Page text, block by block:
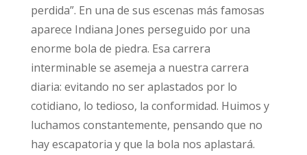
perdida”. En una de sus escenas más famosas
aparece Indiana Jones perseguido por una
enorme bola de piedra. Esa carrera
interminable se asemeja a nuestra carrera
diaria: evitando no ser aplastados por lo
cotidiano, lo tedioso, la conformidad. Huimos y
luchamos constantemente, pensando que no
hay escapatoria y que la bola nos aplastará.